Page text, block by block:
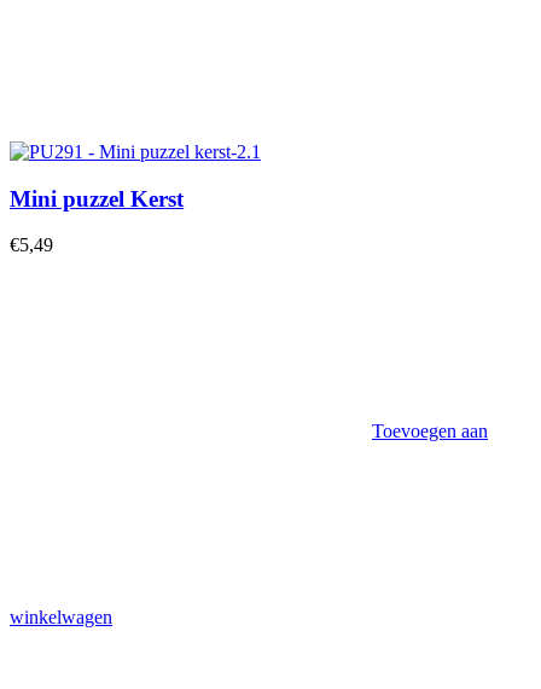
Mini puzzel Kerst
€5,49
Toevoegen aan
winkelwagen